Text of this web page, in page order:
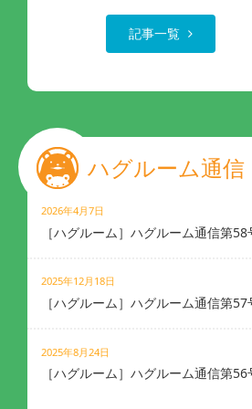
記事一覧
ハグルーム通信
2026年4月7日
［ハグルーム］ハグルーム通信第58
2025年12月18日
［ハグルーム］ハグルーム通信第57
2025年8月24日
［ハグルーム］ハグルーム通信第56